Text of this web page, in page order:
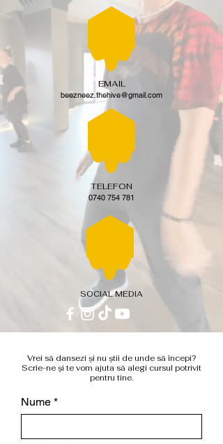
EMAIL
beezneez.thehive@gmail.com
TELEFON
0740 754 781
SOCIAL MEDIA
Vrei să dansezi și nu știi de unde să începi?
Scrie-ne și te vom ajuta să alegi cursul potrivit
pentru tine.
Nume